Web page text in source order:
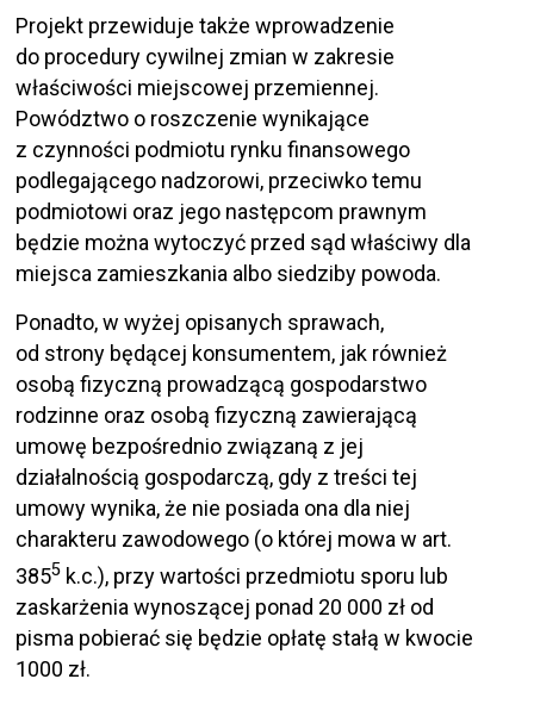
Projekt przewiduje także wprowadzenie
do procedury cywilnej zmian w zakresie
właściwości miejscowej przemiennej.
Powództwo o roszczenie wynikające
z czynności podmiotu rynku finansowego
podlegającego nadzorowi, przeciwko temu
podmiotowi oraz jego następcom prawnym
będzie można wytoczyć przed sąd właściwy dla
miejsca zamieszkania albo siedziby powoda.
Ponadto, w wyżej opisanych sprawach,
od strony będącej konsumentem, jak również
osobą fizyczną prowadzącą gospodarstwo
rodzinne oraz osobą fizyczną zawierającą
umowę bezpośrednio związaną z jej
działalnością gospodarczą, gdy z treści tej
umowy wynika, że nie posiada ona dla niej
charakteru zawodowego (o której mowa w art.
3855 k.c.), przy wartości przedmiotu sporu lub
zaskarżenia wynoszącej ponad 20 000 zł od
pisma pobierać się będzie opłatę stałą w kwocie
1000 zł.